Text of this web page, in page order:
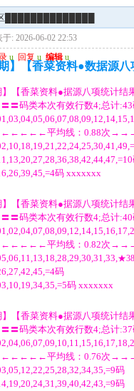
██████████████
: 2026-06-02 22:53
u 回复 u 编辑 u
期】【香菜资料●数据源
】【香菜资料●据源八项统计结
〓码类本次有效行数4;总计
平均线：0.88次
码 xxxxxxx
】【香菜资料●据源八项统计结
〓码类本次有效行数4;总计
平均线：0.82次
★
码
码 xxxxxxx
】【香菜资料●据源八项统计结
〓码类本次有效行数4;总计
平均线：0.76次
码
码